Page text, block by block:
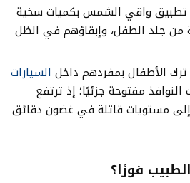
تطبيق واقي الشمس بكميات سخية
من جلد الطفل، وإبقاؤهم في الظل
ترك الأطفال بمفردهم داخل السيارات
مفتوحة جزئيًا؛ إذ ترتفع
إلى مستويات قاتلة في غضون دقائق
فورًا؟